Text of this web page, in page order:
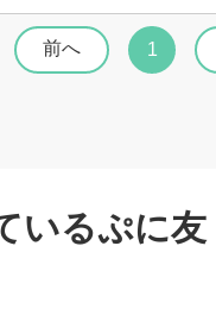
前へ 1
いるぷに友